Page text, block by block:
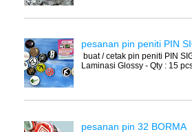
pesanan pin peniti PIN
buat / cetak pin peniti PIN
Laminasi Glossy - Qty : 15
pesanan pin 32 BORMA